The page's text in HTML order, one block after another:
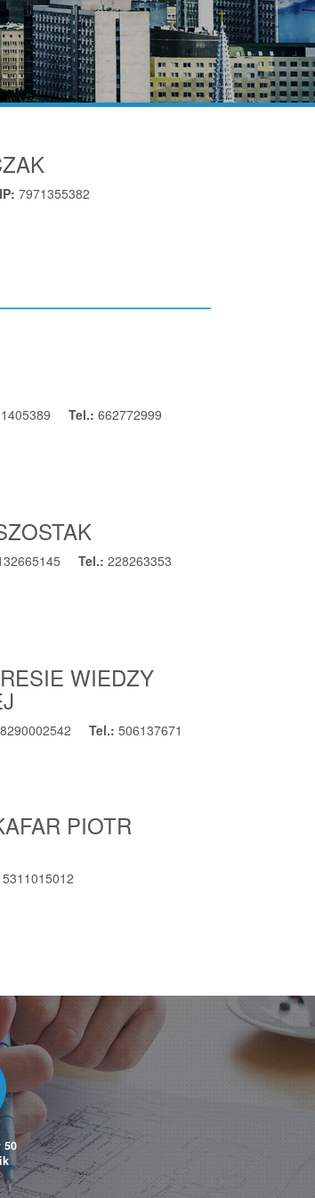
7971355382
Tel.:662772999
Tel.:228263353
WIEDZY
8290002542 Tel.:506137671
PIOTR
5311015012
50